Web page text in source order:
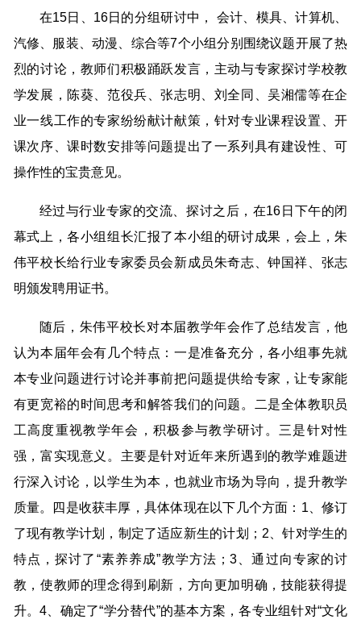
在15日、16日的分组研讨中， 会计、模具、计算机、
汽修、服装、动漫、综合等7个小组分别围绕议题开展了热
烈的讨论，教师们积极踊跃发言，主动与专家探讨学校教
学发展，陈葵、范役兵、张志明、刘全同、吴湘儒等在企
业一线工作的专家纷纷献计献策，针对专业课程设置、开
课次序、课时数安排等问题提出了一系列具有建设性、可
操作性的宝贵意见。
经过与行业专家的交流、探讨之后，在16日下午的闭
幕式上，各小组组长汇报了本小组的研讨成果，会上，朱
伟平校长给行业专家委员会新成员朱奇志、钟国祥、张志
明颁发聘用证书。
随后，朱伟平校长对本届教学年会作了总结发言，他
认为本届年会有几个特点：一是准备充分，各小组事先就
本专业问题进行讨论并事前把问题提供给专家，让专家能
有更宽裕的时间思考和解答我们的问题。二是全体教职员
工高度重视教学年会，积极参与教学研讨。三是针对性
强，富实现意义。主要是针对近年来所遇到的教学难题进
行深入讨论，以学生为本，也就业市场为导向，提升教学
质量。四是收获丰厚，具体体现在以下几个方面：1、修订
了现有教学计划，制定了适应新生的计划；2、针对学生的
特点，探讨了“素养养成”教学方法；3、通过向专家的讨
教，使教师的理念得到刷新，方向更加明确，技能获得提
升。4、确定了“学分替代”的基本方案，各专业组针对“文化